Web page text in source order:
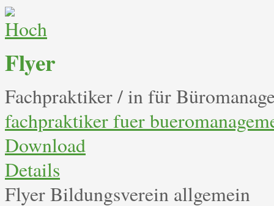
Flyer
Fachpraktiker / in für
fachpraktiker fuer
Download
Details
Flyer Bildungsverein allgemein